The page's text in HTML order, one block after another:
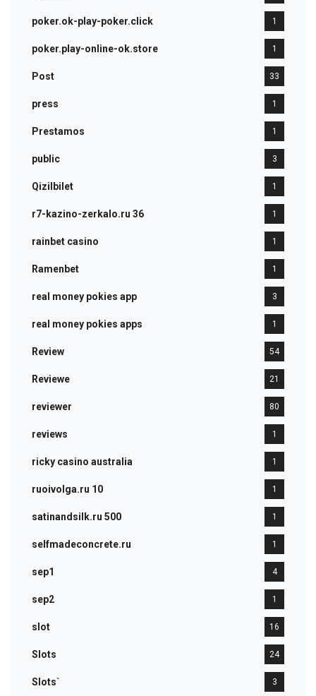
poker.ok-play-poker.click 1
poker.play-online-ok.store 1
Post 33
press 1
Prestamos 1
public 3
Qizilbilet 1
r7-kazino-zerkalo.ru 36 1
rainbet casino 1
Ramenbet 1
real money pokies app 3
real money pokies apps 1
Review 54
Reviewe 21
reviewer 80
reviews 1
ricky casino australia 1
ruoivolga.ru 10 1
satinandsilk.ru 500 1
selfmadeconcrete.ru 1
sep1 4
sep2 1
slot 16
Slots 24
Slots` 3